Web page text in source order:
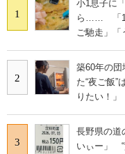
1
小1息子に
ら…… 「1
ご馳走」「
2
築60年の
た“夜ご飯
りたい！」
3
長野県の
いぃー」 “